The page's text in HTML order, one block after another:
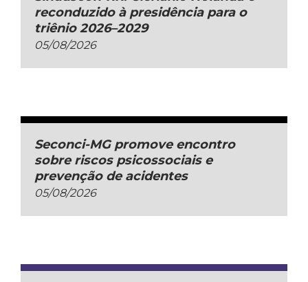
reconduzido à presidência para o
triênio 2026–2029
05/08/2026
Seconci-MG promove encontro
sobre riscos psicossociais e
prevenção de acidentes
05/08/2026